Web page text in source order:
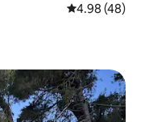
レビュー48
4.98 (48)